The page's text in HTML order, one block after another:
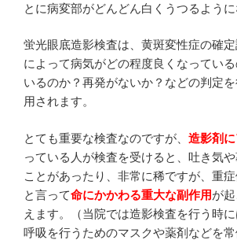
とに病変部がどんどん白くうつるように
蛍光眼底造影検査は、黄斑変性症の確
によって病気がどの程度良くなってい
いるのか？再発がないか？などの判定
用されます。
とても重要な検査なのですが、 造影剤
っている人が検査を受けると、吐き気
ことがあったり、非常に稀ですが、重
と言って命にかかわる重大な副作用が
えます。（当院では造影検査を行う時
呼吸を行うためのマスクや薬剤などを